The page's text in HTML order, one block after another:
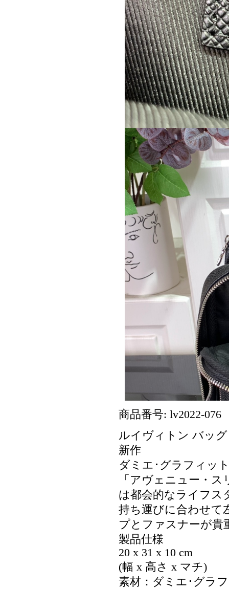
商品番号: lv2022-076
ルイヴィトン バッ
新作
ダミエ･グラフィッ
「アヴェニュー・
は都会的なライフス
持ち運びに合わせて
プとファスナーが貴
製品仕様
20 x 31 x 10 cm
(幅 x 高さ x マチ)
素材：ダミエ･グラ